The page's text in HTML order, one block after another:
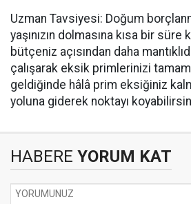
Uzman Tavsiyesi: Doğum
yaşınızın dolmasına kısa bir süre
bütçeniz açısından daha
çalışarak eksik primlerinizi
geldiğinde hâlâ prim eksiğiniz
yoluna giderek noktayı
HABERE YORUM KAT